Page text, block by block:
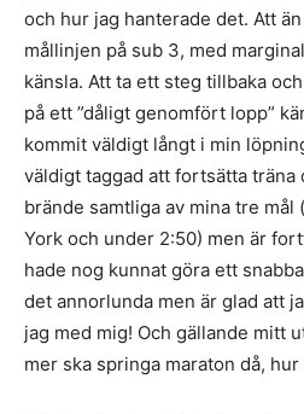
och hur jag hanterade det. Att
mållinjen på sub 3, med
känsla. Att ta ett steg tillbaka
på ett ”dåligt genomfört lopp”
kommit väldigt långt i min
väldigt taggad att fortsätta träna
brände samtliga av mina tre mål
York och under 2:50) men är
hade nog kunnat göra ett
det annorlunda men är glad att
jag med mig! Och gällande mitt
mer ska springa maraton då,